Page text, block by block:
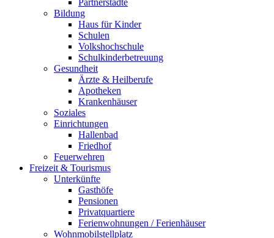
Partnerstädte
Bildung
Haus für Kinder
Schulen
Volkshochschule
Schulkinderbetreuung
Gesundheit
Ärzte & Heilberufe
Apotheken
Krankenhäuser
Soziales
Einrichtungen
Hallenbad
Friedhof
Feuerwehren
Freizeit & Tourismus
Unterkünfte
Gasthöfe
Pensionen
Privatquartiere
Ferienwohnungen / Ferienhäuser
Wohnmobilstellplatz